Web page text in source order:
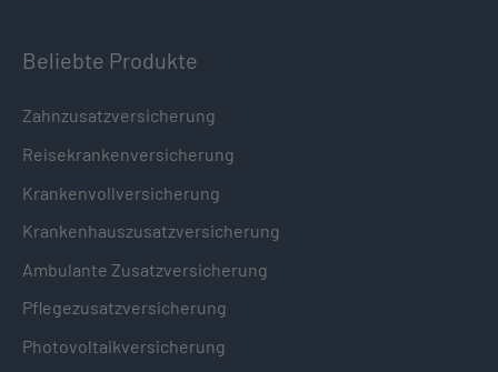
Beliebte Produkte
Zahnzusatzversicherung
Reisekrankenversicherung
Krankenvollversicherung
Krankenhauszusatzversicherung
Ambulante Zusatzversicherung
Pflegezusatzversicherung
Photovoltaikversicherung